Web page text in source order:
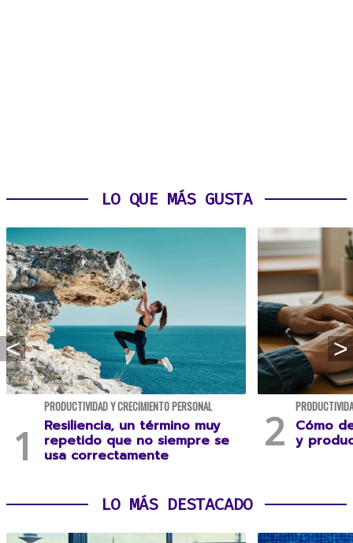
LO QUE MÁS GUSTA
PRODUCTIVIDAD Y CRECIMIENTO PERSONAL
Resiliencia, un término muy
repetido que no siempre se
usa correctamente
Cómo
y
LO MÁS DESTACADO